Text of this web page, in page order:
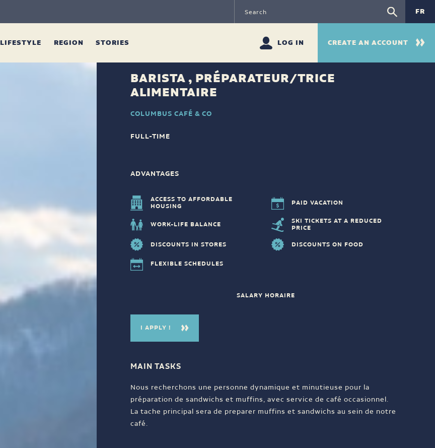
FR
LIFESTYLE REGION STORIES LOG IN CREATE AN ACCOUNT
BARISTA , PRÉPARATEUR/TRICE
ALIMENTAIRE
COLUMBUS CAFÉ & CO
FULL-TIME
ADVANTAGES
ACCESS TO AFFORDABLE
HOUSING
PAID VACATION
WORK-LIFE BALANCE
SKI TICKETS AT A REDUCED
PRICE
DISCOUNTS IN STORES
DISCOUNTS ON FOOD
FLEXIBLE SCHEDULES
SALARY HORAIRE
I APPLY !
MAIN TASKS
Nous recherchons une personne dynamique et minutieuse pour la
préparation de sandwichs et muffins, avec service de café occasionnel.
La tache principal sera de preparer muffins et sandwichs au sein de notre
café.